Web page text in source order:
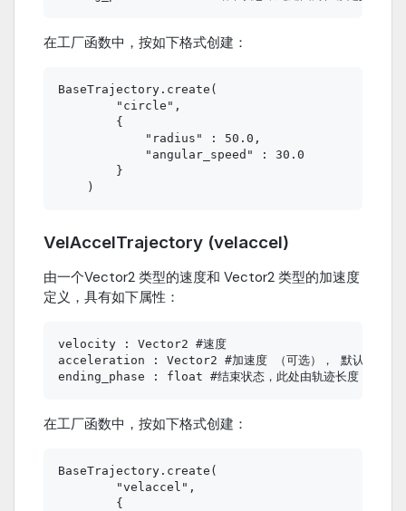
在工厂函数中，按如下格式创建：
BaseTrajectory.create(
        "circle",
        {
            "radius" : 50.0,
            "angular_speed" : 30.0
        }
VelAccelTrajectory (velaccel)
由一个Vector2 类型的速度和 Vector2 类型的加速度
定义，具有如下属性：
velocity : Vector2 #速度
acceleration : Vector2 #加速度 （可选）， 默认值
在工厂函数中，按如下格式创建：
BaseTrajectory.create(
        "velaccel",
        {